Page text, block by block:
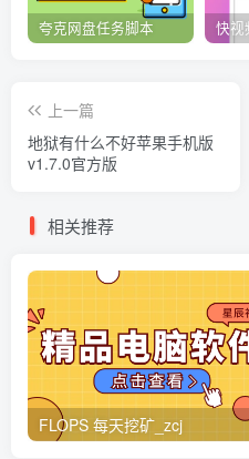
夸克网盘任务脚本
上一篇
地狱有什么不好苹果手机版
v1.7.0官方版
相关推荐
FLOPS 每天挖矿_zcj